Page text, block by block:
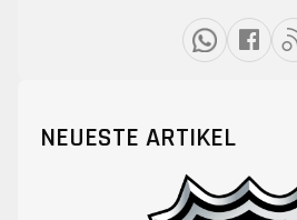
NEUESTE ARTIKEL